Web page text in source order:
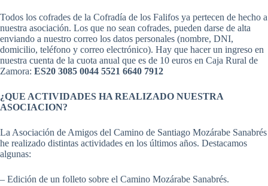
Todos los cofrades de la Cofradía de los Falifos ya pertecen de hecho a
nuestra asociación. Los que no sean cofrades, pueden darse de alta
enviando a nuestro correo los datos personales (nombre, DNI,
domicilio, teléfono y correo electrónico). Hay que hacer un ingreso en
nuestra cuenta de la cuota anual que es de 10 euros en Caja Rural de
Zamora: ES20 3085 0044 5521 6640 7912
¿QUE ACTIVIDADES HA REALIZADO NUESTRA
ASOCIACION?
La Asociación de Amigos del Camino de Santiago Mozárabe Sanabrés
he realizado distintas actividades en los últimos años. Destacamos
algunas:
– Edición de un folleto sobre el Camino Mozárabe Sanabrés.